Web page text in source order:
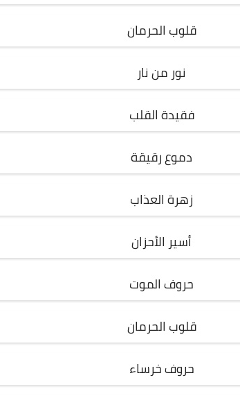
قلوب الحرمان
نور من نار
فقيدة القلب
دموع رقيقة
زهرة العذاب
أسير الأحزان
حروف الموت
قلوب الحرمان
حروف خرساء